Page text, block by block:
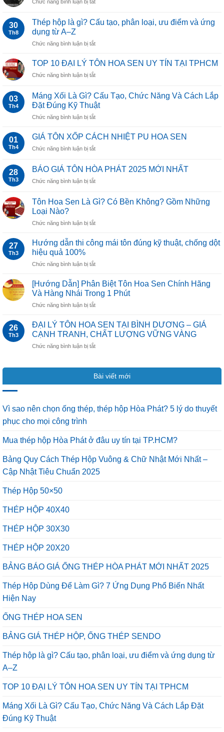
Ứng
Phổ
SEN
Chức năng bình luận bị tắt
GIÁ
THÉP
ỐNG
SENDO
30
Th8
Thép hộp là gì? Cấu tạo, phân loại, ưu điểm và ứng
dụng từ A–Z
Chức năng bình luận bị tắtở
hộp
gì?
tạo,
phân
ưu
và
A–
Z
TOP 10 ĐẠI LÝ TÔN HOA SEN UY TÍN TẠI TPHCM
Chức năng bình luận bị tắtở
10
ĐẠI
LÝ
TÔN
SEN
TÍN
TPHCM
03
Th4
Máng Xối Là Gì? Cấu Tạo, Chức Năng Và Cách Lắp
Đặt Đúng Kỹ Thuật
Chức năng bình luận bị tắtở
Xối
Gì?
Tạo,
Năng
Cách
Thuật
01
Th4
GIÁ TÔN XỐP CÁCH NHIỆT PU HOA SEN
Chức năng bình luận bị tắtở
TÔN
XỐP
CÁCH
PU
28
Th3
BÁO GIÁ TÔN HÒA PHÁT 2025 MỚI NHẤT
Chức năng bình luận bị tắtở
GIÁ
TÔN
PHÁT
MỚI
NHẤT
Tôn Hoa Sen Là Gì? Có Bền Không? Gồm Những
Loại Nào?
Chức năng bình luận bị tắtở
Sen
Gì?
Bền
Không?
Gồm
Những
Nào?
27
Th3
Hướng dẫn thi công mái tôn đúng kỹ thuật, chống dột
hiệu quả 100%
Chức năng bình luận bị tắtở
dẫn
công
mái
đúng
kỹ
chống
quả
[Hướng Dẫn] Phân Biệt Tôn Hoa Sen Chính Hãng
Và Hàng Nhái Trong 1 Phút
Chức năng bình luận bị tắtở
Dẫn]
Phân
Biệt
Tôn
Chính
Nhái
26
Th3
ĐẠI LÝ TÔN HOA SEN TẠI BÌNH DƯƠNG – GIÁ
CẠNH TRANH, CHẤT LƯỢNG VỮNG VÀNG
Chức năng bình luận bị tắtở
HOA
BÌNH
DƯƠNG
CẠNH
CHẤT
VỮNG
Bài viết mới
Vì sao nên chọn ống thép, thép hộp Hòa Phát? 5 lý do thuyết
phục cho mọi công trình
Mua thép hộp Hòa Phát ở đâu uy tín tại TP.HCM?
Bảng Quy Cách Thép Hộp Vuông & Chữ Nhật Mới Nhất –
Cập Nhật Tiêu Chuẩn 2025
Thép Hộp 50×50
THÉP HỘP 40X40
THÉP HỘP 30X30
THÉP HỘP 20X20
BẢNG BÁO GIÁ ỐNG THÉP HÒA PHÁT MỚI NHẤT 2025
Thép Hộp Dùng Để Làm Gì? 7 Ứng Dụng Phổ Biến Nhất
Hiện Nay
ỐNG THÉP HOA SEN
BẢNG GIÁ THÉP HỘP, ỐNG THÉP SENDO
Thép hộp là gì? Cấu tạo, phân loại, ưu điểm và ứng dụng từ
A–Z
TOP 10 ĐẠI LÝ TÔN HOA SEN UY TÍN TẠI TPHCM
Máng Xối Là Gì? Cấu Tạo, Chức Năng Và Cách Lắp Đặt
Đúng Kỹ Thuật